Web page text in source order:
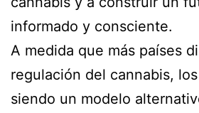
informado y consciente.
A medida que más países
regulación del cannabis,
siendo un modelo